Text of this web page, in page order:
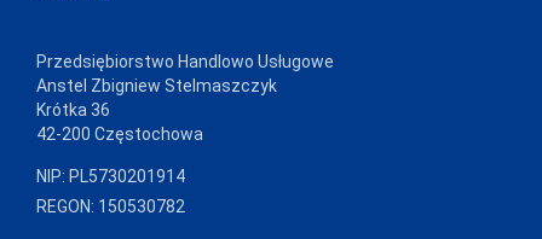
Przedsiębiorstwo Handlowo Usługowe
Anstel Zbigniew Stelmaszczyk
Krótka 36
42-200 Częstochowa
NIP: PL5730201914
REGON: 150530782